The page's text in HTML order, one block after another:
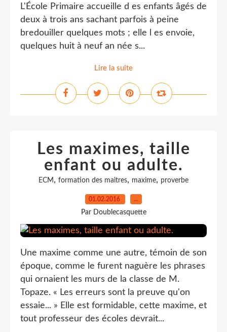
L'École Primaire accueille d es enfants âgés de
deux à trois ans sachant parfois à peine
bredouiller quelques mots ; elle l es envoie,
quelques huit à neuf an née s...
Lire la suite
Les maximes, taille
enfant ou adulte.
ECM , formation des maitres, maxime, proverbe
01.02.2016 …
Par Doublecasquette
Une maxime comme une autre, témoin de son
époque, comme le furent naguère les phrases
qui ornaient les murs de la classe de M.
Topaze. « Les erreurs sont la preuve qu'on
essaie... » Elle est formidable, cette maxime, et
tout professeur des écoles devrait...